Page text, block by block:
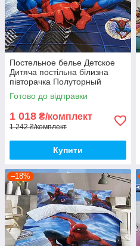
Постельное белье Детское
Дитяча постільна білизна
півторачка Полуторный
комплект.
Готово до відправки
1 018 ₴/комплект
1 242 ₴/комплект
Купити
–18%